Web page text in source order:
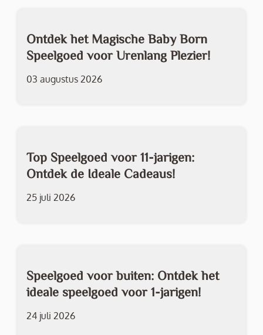
Ontdek het Magische Baby Born
Speelgoed voor Urenlang Plezier!
03 augustus 2026
Top Speelgoed voor 11-jarigen:
Ontdek de Ideale Cadeaus!
25 juli 2026
Speelgoed voor buiten: Ontdek het
ideale speelgoed voor 1-jarigen!
24 juli 2026